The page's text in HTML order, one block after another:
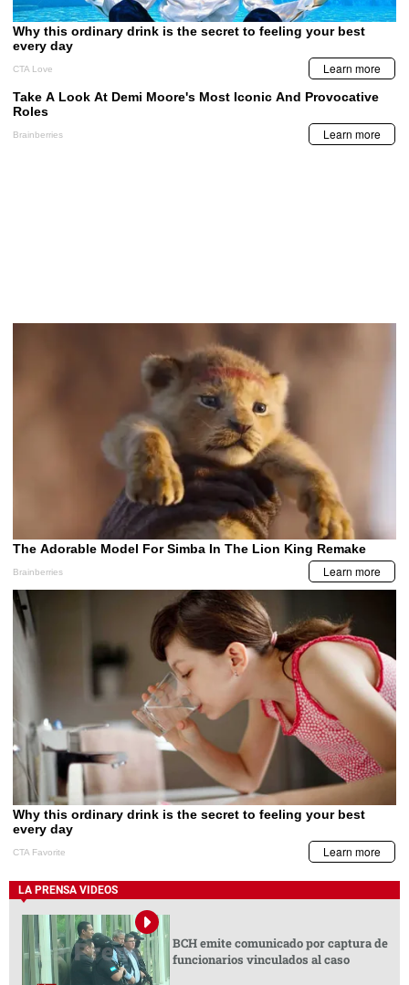
LA PRENSA VIDEOS
BCH emite comunicado por captura de
funcionarios vinculados al caso